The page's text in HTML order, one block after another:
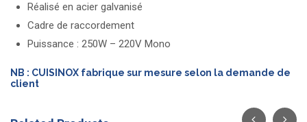
Réalisé en acier galvanisé
Cadre de raccordement
Puissance : 250W – 220V Mono
NB : CUISINOX fabrique sur mesure selon la demande de
client